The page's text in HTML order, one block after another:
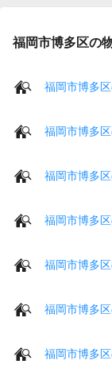
福岡市博多区の
福岡市博多
福岡市博多
福岡市博多
福岡市博多
福岡市博多
福岡市博多
福岡市博多